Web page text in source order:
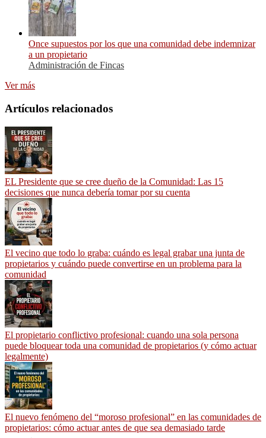
Once supuestos por los que una comunidad debe indemnizar
a un propietario
Administración de Fincas
Ver más
Artículos relacionados
EL Presidente que se cree dueño de la Comunidad: Las 15
decisiones que nunca debería tomar por su cuenta
El vecino que todo lo graba: cuándo es legal grabar una junta de
propietarios y cuándo puede convertirse en un problema para la
comunidad
El propietario conflictivo profesional: cuando una sola persona
puede bloquear toda una comunidad de propietarios (y cómo actuar
legalmente)
El nuevo fenómeno del “moroso profesional” en las comunidades de
propietarios: cómo actuar antes de que sea demasiado tarde